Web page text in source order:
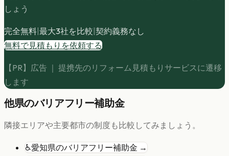
しょう
完全無料|最大3社を比較|契約義務なし
無料で見積もりを依頼する
【PR】広告 ｜ 提携先のリフォーム見積もりサービスに遷移
します
他県のバリアフリー補助金
隣接エリアや主要都市の制度も比較してみましょう。
♿愛知県のバリアフリー補助金 →